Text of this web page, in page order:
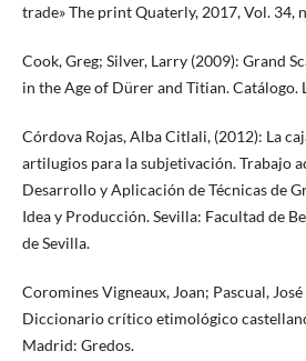
trade» The print Quaterly, 2017, Vol. 34,
Cook, Greg; Silver, Larry (2009): Grand
in the Age of Dürer and Titian.
Córdova Rojas, Alba Citlali, (2012): La
artilugios para la subjetivación. Trabajo
Desarrollo y Aplicación de Técnicas de
Idea y Producción. Sevilla: Facultad de
de Sevilla.
Coromines Vigneaux, Joan; Pascual,
Diccionario crítico etimológico
Madrid: Gredos.